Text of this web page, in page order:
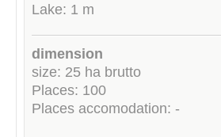
Lake: 1 m
dimension
size: 25 ha brutto
Places: 100
Places accomodation: -